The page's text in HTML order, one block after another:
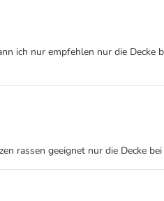
ich nur empfehlen nur die Decke
rassen geeignet nur die Decke